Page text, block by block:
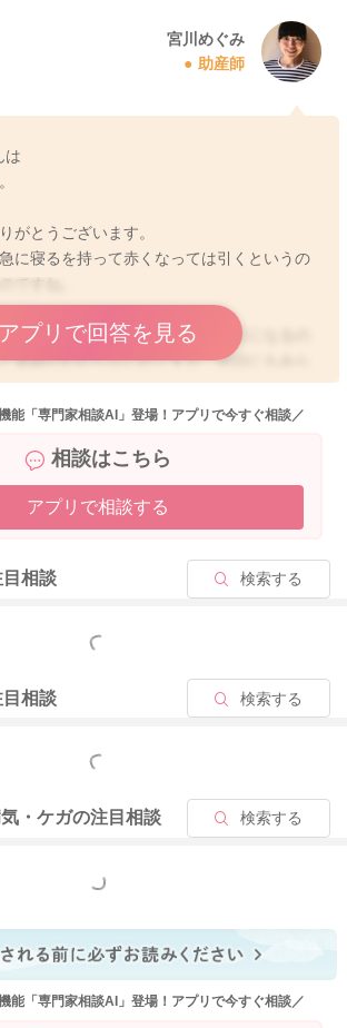
宮川めぐみ
助産師
は
がとうございます。
に寝るを持って赤くなっては引くというの
ですね。
ていたということで、その副反応になるの
原因がわからないのですが、明日にもみら
ご心配だと思いますのでかかりつけの先生
みてください。
さったのに、このようなお返事となり申し
がいします。
アプリで回答を見る
能「専門家相談AI」登場！アプリで今すぐ相談／
相談はこちら
アプリで相談する
目相談 検索する
もっと見る
目相談 検索する
もっと見る
・ケガの注目相談 検索する
もっと見る
能「専門家相談AI」登場！アプリで今すぐ相談／